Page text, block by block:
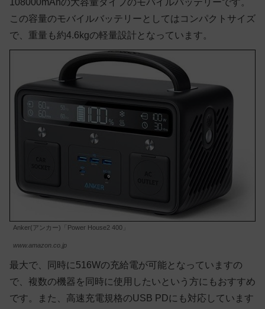
108000mAhの大容量タイプのモバイルバッテリーです。
この容量のモバイルバッテリーとしてはコンパクトサイズ
で、重量も約4.6kgの軽量設計となっています。
Anker(アンカー)「Power House2 400」
www.amazon.co.jp
最大で、同時に516Wの充給電が可能となっていますの
で、複数の機器を同時に使用したいという方にもおすすめ
です。また、高速充電規格のUSB PDにも対応しています